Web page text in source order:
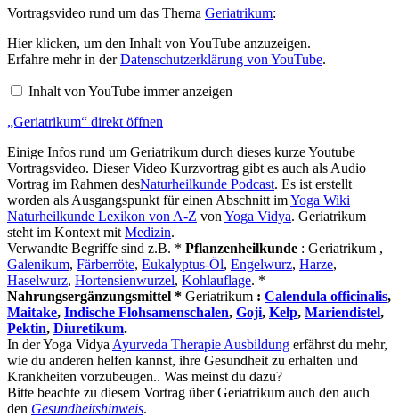
Vortragsvideo rund um das Thema Geriatrikum:
„Geriatrikum“
von
YouTube
Hier klicken, um den Inhalt von YouTube anzuzeigen.
Erfahre mehr in derDatenschutzerklärung von YouTube.
Inhalt von YouTube immer anzeigen
„Geriatrikum“ direkt öffnen
Einige Infos rund um Geriatrikum durch dieses kurze Youtube
Vortragsvideo. Dieser Video Kurzvortrag gibt es auch als Audio
Vortrag im Rahmen desNaturheilkunde Podcast. Es ist erstellt
worden als Ausgangspunkt für einen Abschnitt imYoga Wiki
Naturheilkunde Lexikon von A-Z von Yoga Vidya. Geriatrikum
steht im Kontext mit Medizin.
Verwandte Begriffe sind z.B. * Pflanzenheilkunde : Geriatrikum ,
Galenikum, Färberröte, Eukalyptus-Öl, Engelwurz, Harze,
Haselwurz, Hortensienwurzel, Kohlauflage. *
Nahrungsergänzungsmittel * Geriatrikum : Calendula officinalis,
Maitake, Indische Flohsamenschalen, Goji, Kelp, Mariendistel,
Pektin, Diuretikum.
In der Yoga Vidya Ayurveda Therapie Ausbildung erfährst du mehr,
wie du anderen helfen kannst, ihre Gesundheit zu erhalten und
Krankheiten vorzubeugen.. Was meinst du dazu?
Bitte beachte zu diesem Vortrag über Geriatrikum auch den auch
den Gesundheitshinweis.